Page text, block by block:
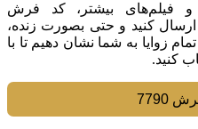
فیلم‌های بیشتر، کد فرش
کنید و حتی بصورت زنده،
زوایا به شما نشان دهیم تا با
کنید.
7790